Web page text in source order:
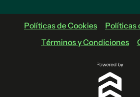
Políticas de Cookies
Políticas
Términos y Condiciones